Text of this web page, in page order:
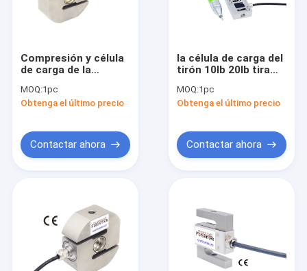
Compresión y célula
de carga de la
30kN de la fuerza de
la tracción 50kN
MOQ:1pc
Obtenga el último precio
Contactar ahora
la célula de carga del
tirón 10lb 20lb tira
fuerza del tirón del
sensor 50lb de la
MOQ:1pc
Obtenga el último precio
Contactar ahora